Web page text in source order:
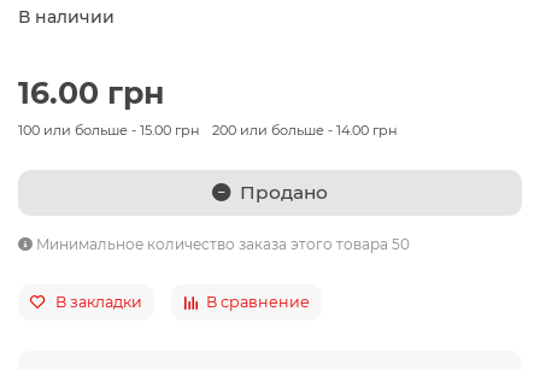
В наличии
16.00 грн
100 или больше - 15.00 грн 200 или больше - 14.00 грн
Продано
Минимальное количество заказа этого товара 50
В закладки В сравнение